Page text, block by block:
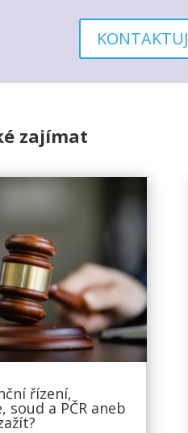
zajímat
řízení,
soud a PČR aneb